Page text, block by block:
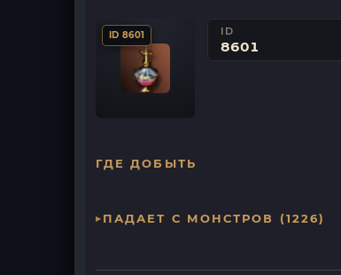
ID 8601 ID
8601
ГДЕ ДОБЫТЬ
ПАДАЕТ С МОНСТРОВ (1226)